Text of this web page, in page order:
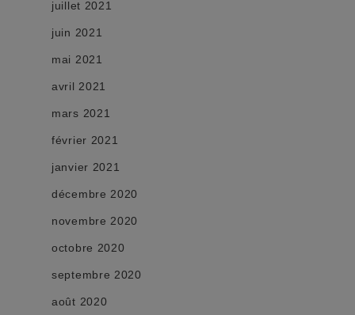
juillet 2021
juin 2021
mai 2021
avril 2021
mars 2021
février 2021
janvier 2021
décembre 2020
novembre 2020
octobre 2020
septembre 2020
août 2020